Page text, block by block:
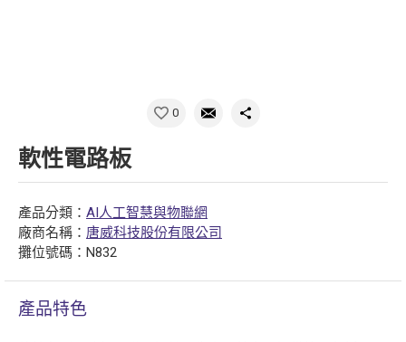
0
軟性電路板
產品分類： AI人工智慧與物聯網
廠商名稱： 唐威科技股份有限公司
攤位號碼：N832
產品特色